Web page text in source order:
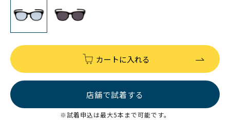
カートに入れる
店舗で試着する
※試着申込は最大5本まで可能です。